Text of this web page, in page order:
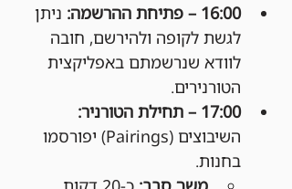
16:00 – פתיחת ההרשמה:
ניתן
לגשת לקופה ולהירשם, חובה
לוודא שנרשמתם באפליקצית
הטורנירים.
17:00 – תחילת הטורניר:
השיבוצים (Pairings) יפורסמו
בחנות.